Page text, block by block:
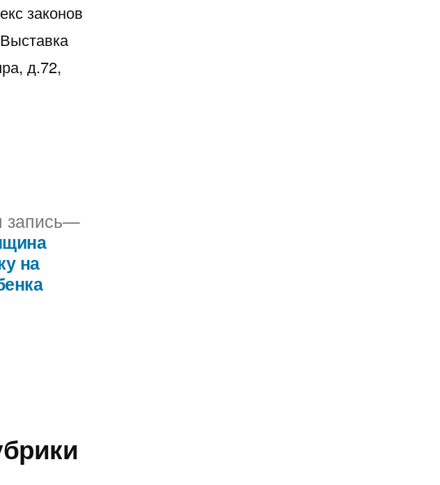
законов
д.72,
Следующая
на